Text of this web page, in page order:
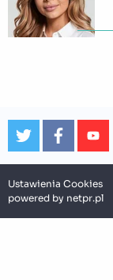
Ustawienia Cookies
powered by netpr.pl